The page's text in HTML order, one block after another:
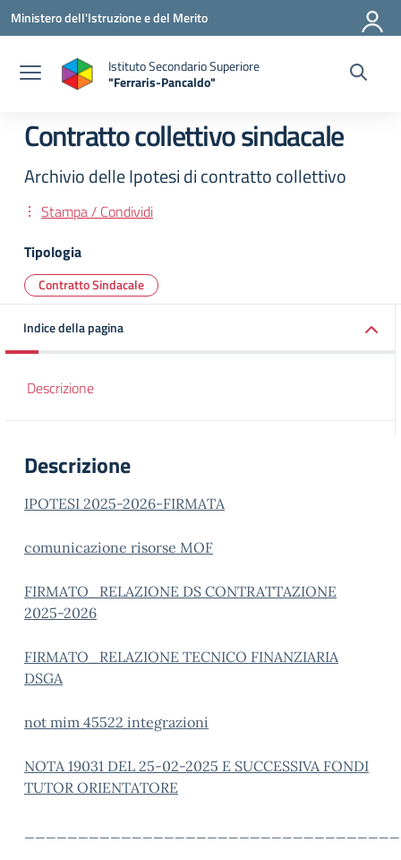
Vai ai contenuti
Vai al menu di navigazione
Vai al footer
Ministero dell'Istruzione e del Merito
Istituto Secondario Superiore
"Ferraris-Pancaldo"
Contratto collettivo sindacale
Archivio delle Ipotesi di contratto collettivo
Stampa / Condividi
Tipologia
Contratto Sindacale
Indice della pagina
Descrizione
Descrizione
IPOTESI 2025-2026-FIRMATA
comunicazione risorse MOF
FIRMATO_RELAZIONE DS CONTRATTAZIONE
2025-2026
FIRMATO_RELAZIONE TECNICO FINANZIARIA
DSGA
not mim 45522 integrazioni
NOTA 19031 DEL 25-02-2025 E SUCCESSIVA FONDI
TUTOR ORIENTATORE